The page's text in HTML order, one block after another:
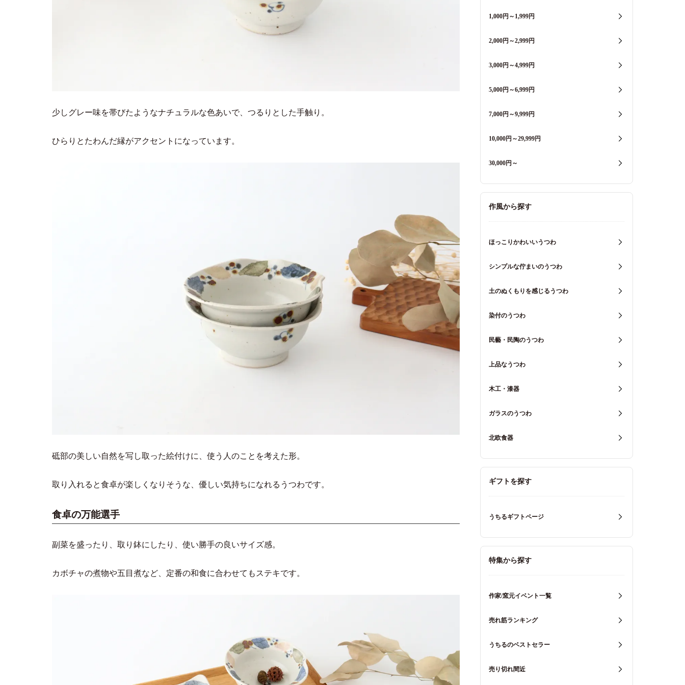
少しグレー味を帯びたようなナチュラルな色あいで、つるりとした手触り。
ひらりとたわんだ縁がアクセントになっています。
砥部の美しい自然を写し取った絵付けに、使う人のことを考えた形。
取り入れると食卓が楽しくなりそうな、優しい気持ちになれるうつわです。
食卓の万能選手
副菜を盛ったり、取り鉢にしたり、使い勝手の良いサイズ感。
カボチャの煮物や五目煮など、定番の和食に合わせてもステキです。
1,000円～1,999円
2,000円～2,999円
3,000円～4,999円
5,000円～6,999円
7,000円～9,999円
10,000円～29,999円
30,000円～
作風から探す
ほっこりかわいいうつわ
シンプルな佇まいのうつわ
土のぬくもりを感じるうつわ
染付のうつわ
民藝・民陶のうつわ
上品なうつわ
木工・漆器
ガラスのうつわ
北欧食器
ギフトを探す
うちるギフトページ
特集から探す
作家/窯元イベント一覧
売れ筋ランキング
うちるのベストセラー
売り切れ間近